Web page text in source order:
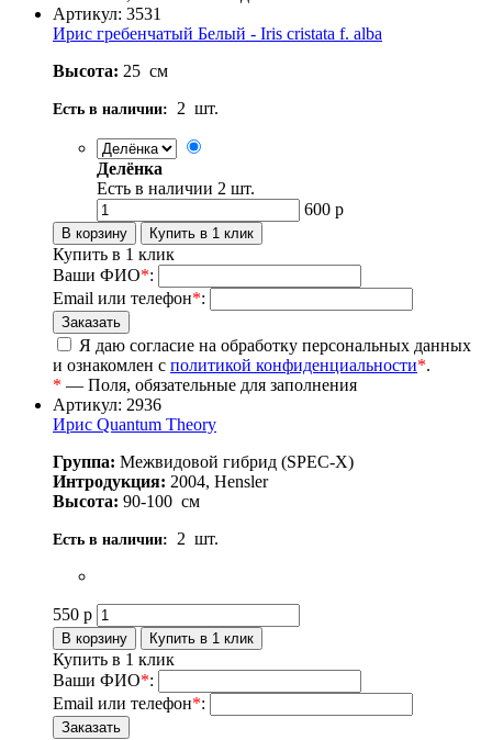
Артикул: 3531
Ирис гребенчатый Белый - Iris cristata f. alba
Высота: 25 см
Есть в наличии: 2 шт.
Делёнка
Есть в наличии 2 шт.
600 р
Купить в 1 клик
Ваши ФИО*:
Email или телефон*:
Я даю согласие на обработку персональных данных
и ознакомлен с политикой конфиденциальности*.
* — Поля, обязательные для заполнения
Артикул: 2936
Ирис Quantum Theory
Группа: Межвидовой гибрид (SPEC-X)
Интродукция: 2004, Hensler
Высота: 90-100 см
Есть в наличии: 2 шт.
550 р
Купить в 1 клик
Ваши ФИО*:
Email или телефон*: